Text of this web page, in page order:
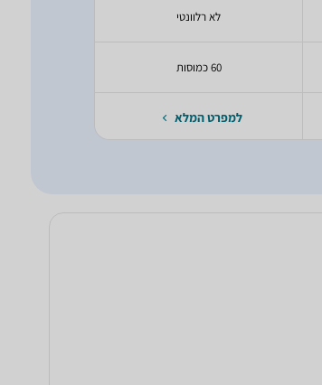
לא רלוונטי
60 כמוסות
למפרט המלא